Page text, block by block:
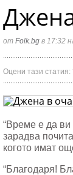
от Folk.bg в 17:32
Оцени тази статия:
“Време е да ви
зарадва
когото имат
“Благодаря!